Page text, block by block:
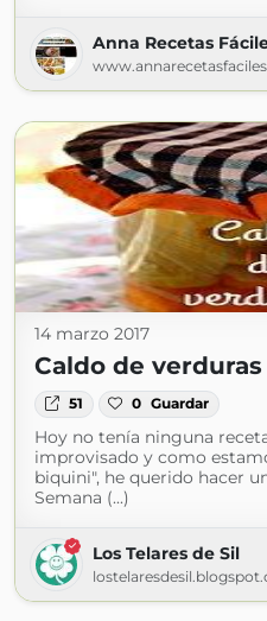
Anna Recetas
14 marzo 2017
Caldo de
51 0 Guardar
Hoy no tenía ninguna
improvisado y como
biquini", he querido hacer
Semana (...)
Los Telares de Sil